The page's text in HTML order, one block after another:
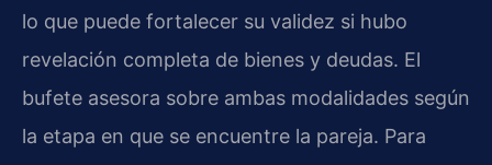
lo que puede fortalecer su validez si hubo
revelación completa de bienes y deudas. El
bufete asesora sobre ambas modalidades según
la etapa en que se encuentre la pareja. Para